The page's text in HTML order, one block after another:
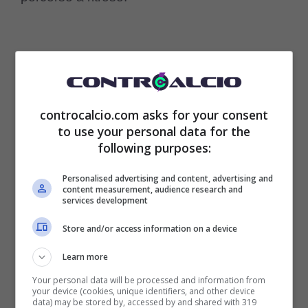
Chiudendo la carriera nel club della sua città,
Di Mariaavrebbe fatto le sue ultime due
controcalcio.com asks for your consent
to use your personal data for the
following purposes:
Personalised advertising and content, advertising and
content measurement, audience research and
services development
Store and/or access information on a device
Learn more
Your personal data will be processed and information from
your device (cookies, unique identifiers, and other device
data) may be stored by, accessed by and shared with 319